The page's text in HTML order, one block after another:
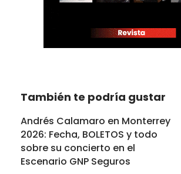
También te podría gustar
Andrés Calamaro en Monterrey
2026: Fecha, BOLETOS y todo
sobre su concierto en el
Escenario GNP Seguros